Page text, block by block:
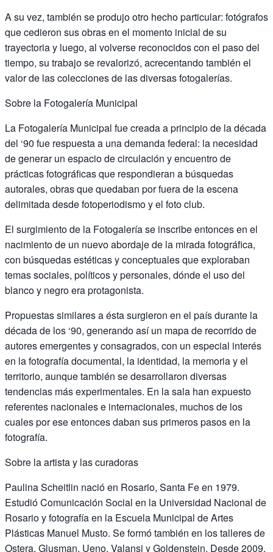
A su vez, también se produjo otro hecho particular: fotógrafos
que cedieron sus obras en el momento inicial de su
trayectoria y luego, al volverse reconocidos con el paso del
tiempo, su trabajo se revalorizó, acrecentando también el
valor de las colecciones de las diversas fotogalerías.
Sobre la Fotogalería Municipal
La Fotogalería Municipal fue creada a principio de la década
del ‘90 fue respuesta a una demanda federal: la necesidad
de generar un espacio de circulación y encuentro de
prácticas fotográficas que respondieran a búsquedas
autorales, obras que quedaban por fuera de la escena
delimitada desde fotoperiodismo y el foto club.
El surgimiento de la Fotogalería se inscribe entonces en el
nacimiento de un nuevo abordaje de la mirada fotográfica,
con búsquedas estéticas y conceptuales que exploraban
temas sociales, políticos y personales, dónde el uso del
blanco y negro era protagonista.
Propuestas similares a ésta surgieron en el país durante la
década de los ‘90, generando así un mapa de recorrido de
autores emergentes y consagrados, con un especial interés
en la fotografía documental, la identidad, la memoria y el
territorio, aunque también se desarrollaron diversas
tendencias más experimentales. En la sala han expuesto
referentes nacionales e internacionales, muchos de los
cuales por ese entonces daban sus primeros pasos en la
fotografía.
Sobre la artista y las curadoras
Paulina Scheitlin nació en Rosario, Santa Fe en 1979.
Estudió Comunicación Social en la Universidad Nacional de
Rosario y fotografía en la Escuela Municipal de Artes
Plásticas Manuel Musto. Se formó también en los talleres de
Ostera, Glusman, Ueno, Valansi y Goldenstein. Desde 2009,